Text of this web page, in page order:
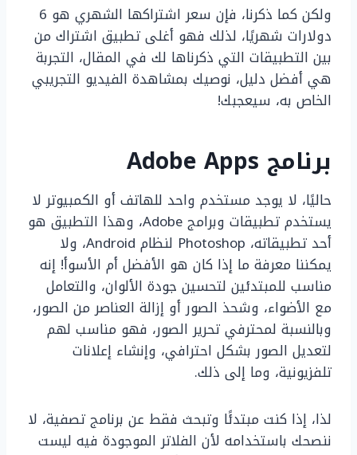
ولكن كما ذكرنا، فإن سعر اشتراكها الشهري هو 6
دولارات شهريًا، لذلك فهو أغلى تطبيق اشتراك من
بين التطبيقات التي ذكرناها لك في المقال، التجربة
هي أفضل دليل، نوصيك بمشاهدة الفيديو التجريبي
الخاص به، سيعجبك!
برنامج Adobe Apps
حاليًا، لا يوجد مستخدم واحد للهاتف أو الكمبيوتر لا
يستخدم تطبيقات وبرامج Adobe، وهذا التطبيق هو
أحد تطبيقاته، Photoshop لنظام Android، ولا
يمكننا معرفة ما إذا كان هو الأفضل أم الأسوأ! إنه
مناسب للمبتدئين لتحسين جودة الألوان، والتعامل
مع الأضواء، وشحذ الصور أو إزالة العناصر من الصور،
وبالنسبة لمحترفي تحرير الصور، فهو مناسب لهم
لتعديل الصور بشكل احترافي، وإنشاء إعلانات
تلفزيونية، وما إلى ذلك.
لذا، إذا كنت مبتدئًا وتبحث فقط عن برنامج تصفية، لا
ننصحك باستخدامه لأن الفلاتر الموجودة فيه ليست